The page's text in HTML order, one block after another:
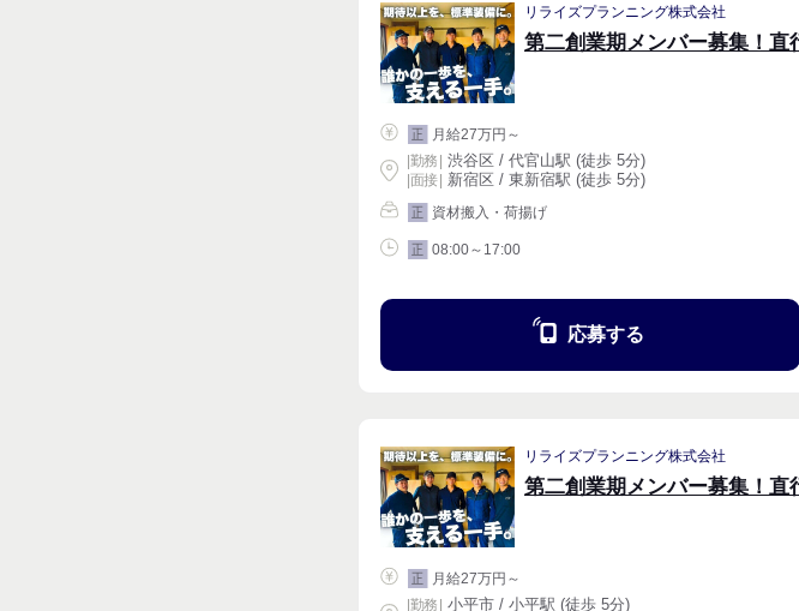
リライズプランニング株式会社
第二創業期メンバー募集！
正
月給27万円～
|勤務 渋谷区 / 代官山駅 (徒歩 5分)
| 面接 | 新宿区 / 東新宿駅 (徒歩 5分)
正 資材搬入・荷揚げ
正 08:00～17:00
応募する
リライズプランニング株式会社
第二創業期メンバー募集！
正
月給27万円～
|勤務 小平市 / 小平駅 (徒歩 5分)